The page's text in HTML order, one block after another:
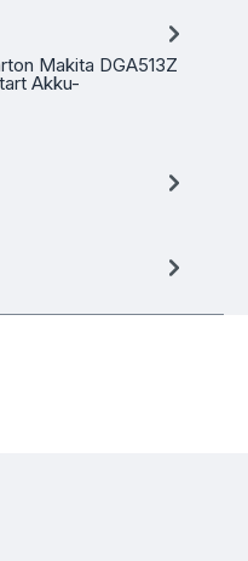
Makita DGA513Z
Akku-